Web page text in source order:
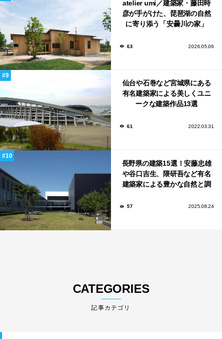
atelier umi／建築家・藤田時
彦が手がけた、琵琶湖の自然
に寄り添う「安曇川の家」
63 2026.05.06
仙台や石巻など宮城県にある
有名建築家による美しくユニ
ークな建築作品13選
61 2022.03.31
長野県の建築15選！安藤忠雄
や谷口吉生、隈研吾など有名
建築家による豊かな自然と調
57 2025.08.24
CATEGORIES